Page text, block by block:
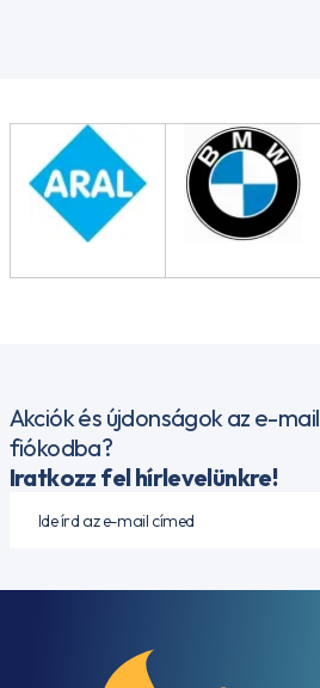
Akciók és újdonságok az e-mail
fiókodba?
Iratkozz fel hírlevelünkre!